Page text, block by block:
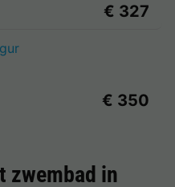
€ 327
€ 350
zwembad in